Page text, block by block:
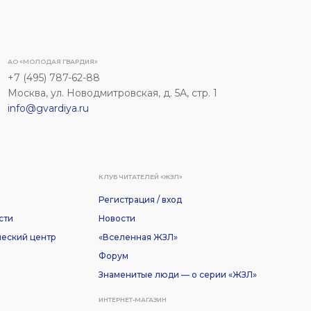
АО «МОЛОДАЯ ГВАРДИЯ»
+7 (495) 787-62-88
Москва, ул. Новодмитровская, д. 5А, стр. 1
info@gvardiya.ru
центр
КЛУБ ЧИТАТЕЛЕЙ «ЖЗЛ»
Регистрация / вход
Новости
«Вселенная ЖЗЛ»
Форум
Знаменитые люди — о серии «ЖЗЛ»
ИНТЕРНЕТ-МАГАЗИН